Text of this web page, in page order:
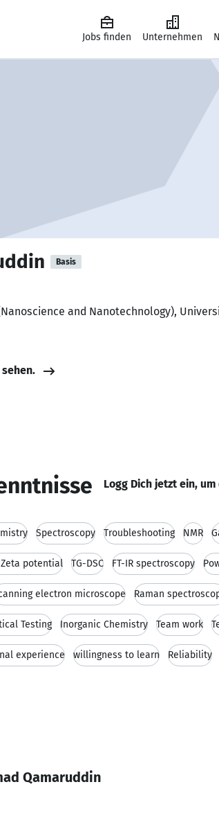
Jobs finden Unternehmen
Basis
and Nanotechnology),
Logg Dich jetzt ein,
Spectroscopy Troubleshooting NMR
Zeta potential TG-DSC FT-IR spectroscopy
electron microscope Raman
Testing Inorganic Chemistry Team work
experience willingness to learn Reliability
Qamaruddin